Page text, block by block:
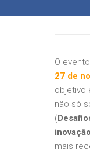
O
27 de
objetivo
não só
(
mais